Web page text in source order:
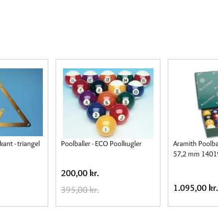
- triangel Poolballer - ECO Poolkugler
200,00 kr.
395,00 kr.
Aramith
57,2 mm
1.095,00 kr.